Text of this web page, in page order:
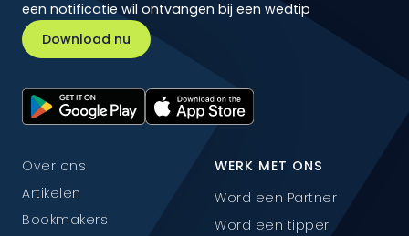
een notificatie wil ontvangen bij een wedtip
Download nu
Over ons
Artikelen
Bookmakers
WERK MET ONS
Word een Partner
Word een tipper